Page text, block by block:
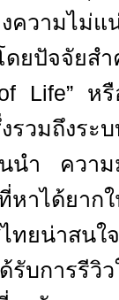
วามไม่แ
ปัจจัยสำ
Life” หรื
ถึงระบบ
นนำ ควา
หาได้ยา
ทยน่าสน
บการรีวิว